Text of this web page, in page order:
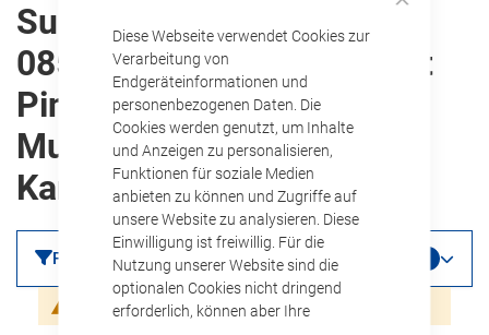
Diese Webseite verwendet Cookies zur
Verarbeitung von
Endgeräteinformationen und
personenbezogenen Daten. Die
Cookies werden genutzt, um Inhalte
und Anzeigen zu personalisieren,
Funktionen für soziale Medien
anbieten zu können und Zugriffe auf
unsere Website zu analysieren. Diese
Einwilligung ist freiwillig. Für die
Nutzung unserer Website sind die
optionalen Cookies nicht dringend
erforderlich, können aber Ihre
Suchergebnisse für "WA
0859 3970 0884 Jasa Buat
Pintu Pagar Perumahan
Murah Karangpandan
Karanganyar"
Ihre Suche ergab keine Treffer.
Filter